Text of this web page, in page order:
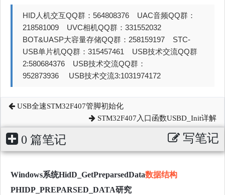
HID人机交互QQ群：564808376 UAC音频QQ群：
218581009 UVC相机QQ群：331552032
BOT&UASP大容量存储QQ群：258159197 STC-
USB单片机QQ群：315457461 USB技术交流QQ群
2:580684376 USB技术交流QQ群：
952873936 USB技术交流3:1031974172
USB全速STM32F407管脚初始化
STM32F407入口函数USBD_Init详解
0 篇笔记 写笔记
Windows系统HidD_GetPreparsedData数据结构
PHIDP_PREPARSED_DATA研究